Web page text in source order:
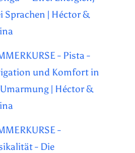
Sprachen | Héctor &
- Pista -
und Komfort in
| Héctor &
-
- Die